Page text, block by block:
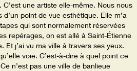
C’est une artiste elle-même. Nous nous
point de vue esthétique. Elle m’a
qui sont normalement réservées
repérages, on est allé à Saint-Étienne
Et j’ai vu ma ville à travers ses yeux.
voie. C’est-à-dire à quel point ce
n’est pas une ville de banlieue